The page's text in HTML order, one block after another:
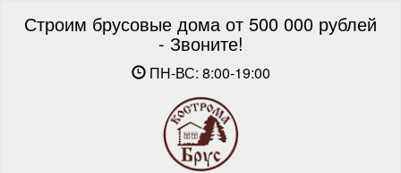
Строим брусовые дома от 500 000 рублей
- Звоните!
ПН-ВС: 8:00-19:00